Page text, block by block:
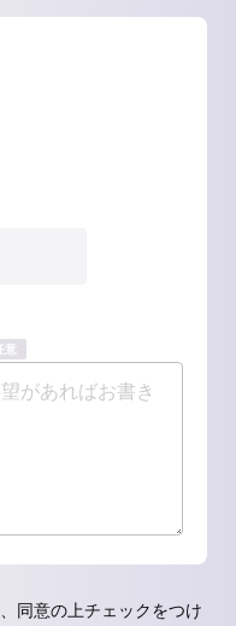
意
同意の上チェックをつけ